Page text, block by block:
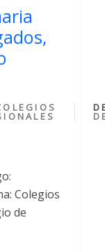
Colegios
de